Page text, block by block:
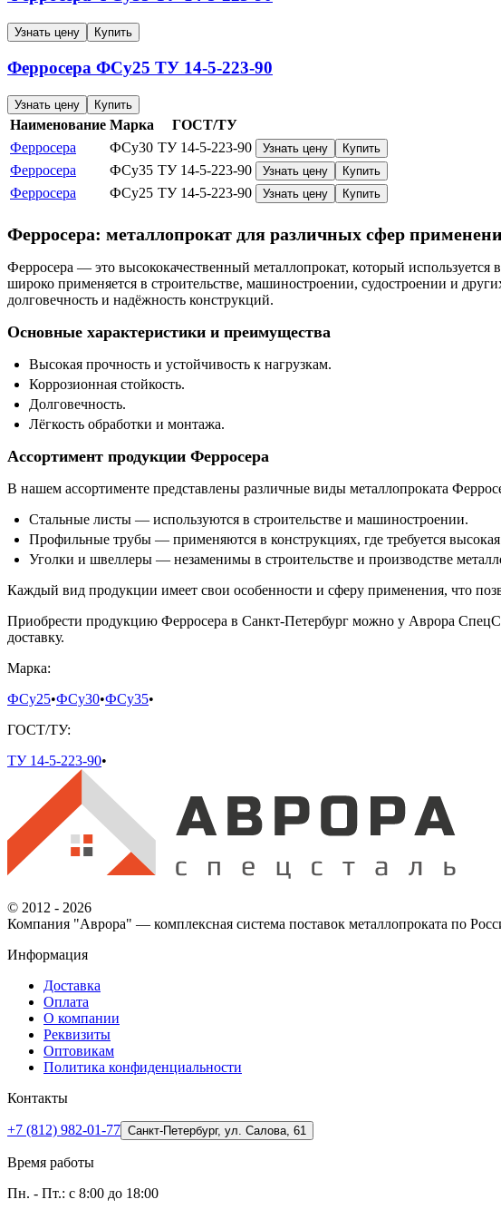
Узнать цену Купить
Ферросера ФСу25 ТУ 14-5-223-90
Узнать цену Купить
Наименование Марка
ГОСТ/ТУ
Ферросера
ФСу30 ТУ 14-5-223-90 Узнать цену Купить
Ферросера ФСу35 ТУ 14-5-223-90 Узнать цену Купить
Ферросера ФСу25 ТУ 14-5-223-90 Узнать цену Купить
Ферросера: металлопрокат для различных сфер
Ферросера — это высококачественный металлопрокат, который
широко применяется в строительстве, машиностроении, судостроении и
долговечность и надёжность конструкций.
Основные характеристики и преимущества
Высокая прочность и устойчивость к нагрузкам.
Коррозионная стойкость.
Долговечность.
Лёгкость обработки и монтажа.
Ассортимент продукции Ферросера
В нашем ассортименте представлены различные виды металлопроката
Стальные листы — используются в строительстве и машиностроении.
Профильные трубы — применяются в конструкциях, где требуется высокая
Уголки и швеллеры — незаменимы в строительстве и производстве
Каждый вид продукции имеет свои особенности и сферу применения, что
Приобрести продукцию Ферросера в Санкт-Петербург можно у Аврора
доставку.
Марка:
ФСу25•ФСу30•ФСу35•
ГОСТ/ТУ:
ТУ 14-5-223-90•
© 2012 - 2026
Компания "Аврора" — комплексная система поставок металлопроката по
Информация
Доставка
Оплата
О компании
Реквизиты
Оптовикам
Политика конфиденциальности
Контакты
+7 (812) 982-01-77 Санкт-Петербург, ул. Салова, 61
Время работы
Пн. - Пт.: с 8:00 до 18:00